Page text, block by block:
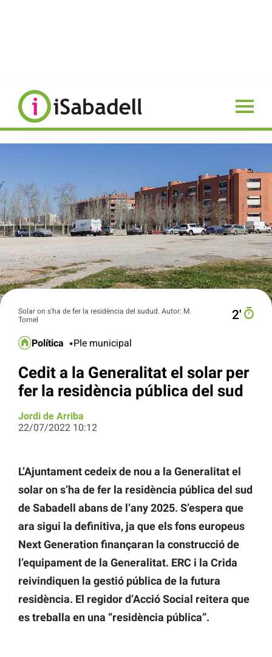
Solar on s'ha de fer la residència del sudud. Autor: M.
Tornel
2′
Política Ple municipal
Cedit a la Generalitat el solar per
fer la residència pública del sud
Jordi de Arriba
22/07/2022 10:12
L’Ajuntament cedeix de nou a la Generalitat el
solar on s’ha de fer la residència pública del sud
de Sabadell abans de l’any 2025. S’espera que
ara sigui la definitiva, ja que els fons europeus
Next Generation finançaran la construcció de
l’equipament de la Generalitat. ERC i la Crida
reivindiquen la gestió pública de la futura
residència. El regidor d’Acció Social reitera que
es treballa en una “residència pública”.